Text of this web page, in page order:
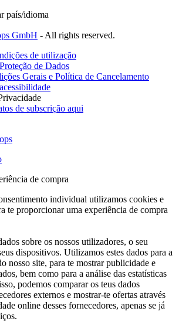
país/idioma
GmbH - All rights reserved.
de utilização
de Dados
Gerais e Política de Cancelamento
de subscrição aqui
de compra
individual utilizamos cookies e
te proporcionar uma experiência de compra
sobre os nossos utilizadores, o seu
dispositivos. Utilizamos estes dados para a
nosso site, para te mostrar publicidade e
bem como para a análise das estatísticas
podemos comparar os teus dados
externos e mostrar-te ofertas através
online desses fornecedores, apenas se já